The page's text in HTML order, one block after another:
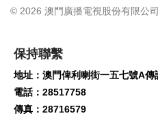
© 2026 澳門廣播電視股份有限公
保持聯繫
地址：澳門俾利喇街一五七號A傳
電話：28517758
傳真：28716579